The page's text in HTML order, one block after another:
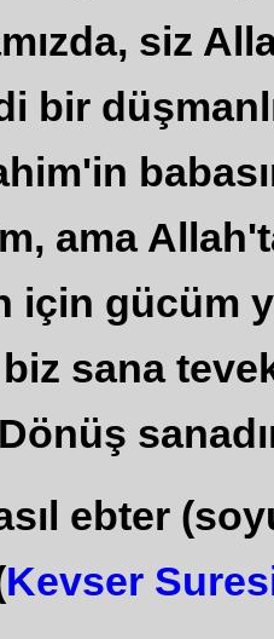
siz
bir
ama
için gücüm
sana
ebter
Kevser